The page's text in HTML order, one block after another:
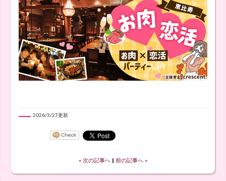
2026/3/27更新
« 次の記事へ 前の記事へ »